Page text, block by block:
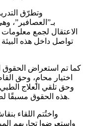
وتطرّق
بـ”العصافير”،
الاعتقال لجمع
تواصل داخل هذه البيئة
كما تم استعراض الحقوق
اختيار محامٍ، وحق
وحق تلقي العلاج
هذه الحقوق مسبقًا لضمان التعامل الواعي مع مجريات التحقيق.
واختُتم اللقاء
واستعرضوا تجاربهم